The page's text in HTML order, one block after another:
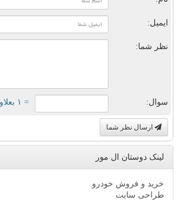
ایمیل:
نظر شما:
سوال: = ۱ بعلاوه ۳
ارسال نظر شما
لینک دوستان ال مور
خرید و فروش خودرو
طراحی سایت